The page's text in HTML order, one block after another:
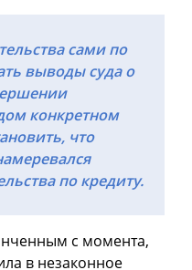
сами по
выводы суда о
конкретном
что
по кредиту.
с момента,
в незаконное